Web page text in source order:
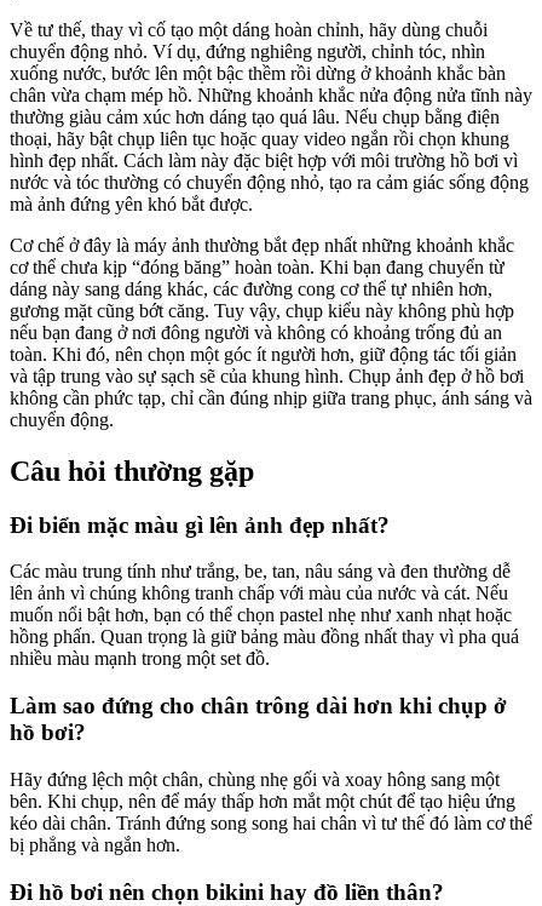
Về tư thế, thay vì cố tạo một dáng hoàn chỉnh, hãy dùng chuỗi
chuyển động nhỏ. Ví dụ, đứng nghiêng người, chỉnh tóc, nhìn
xuống nước, bước lên một bậc thềm rồi dừng ở khoảnh khắc bàn
chân vừa chạm mép hồ. Những khoảnh khắc nửa động nửa tĩnh này
thường giàu cảm xúc hơn dáng tạo quá lâu. Nếu chụp bằng điện
thoại, hãy bật chụp liên tục hoặc quay video ngắn rồi chọn khung
hình đẹp nhất. Cách làm này đặc biệt hợp với môi trường hồ bơi vì
nước và tóc thường có chuyển động nhỏ, tạo ra cảm giác sống động
mà ảnh đứng yên khó bắt được.
Cơ chế ở đây là máy ảnh thường bắt đẹp nhất những khoảnh khắc
cơ thể chưa kịp “đóng băng” hoàn toàn. Khi bạn đang chuyển từ
dáng này sang dáng khác, các đường cong cơ thể tự nhiên hơn,
gương mặt cũng bớt căng. Tuy vậy, chụp kiểu này không phù hợp
nếu bạn đang ở nơi đông người và không có khoảng trống đủ an
toàn. Khi đó, nên chọn một góc ít người hơn, giữ động tác tối giản
và tập trung vào sự sạch sẽ của khung hình. Chụp ảnh đẹp ở hồ bơi
không cần phức tạp, chỉ cần đúng nhịp giữa trang phục, ánh sáng và
chuyển động.
Câu hỏi thường gặp
Đi biển mặc màu gì lên ảnh đẹp nhất?
Các màu trung tính như trắng, be, tan, nâu sáng và đen thường dễ
lên ảnh vì chúng không tranh chấp với màu của nước và cát. Nếu
muốn nổi bật hơn, bạn có thể chọn pastel nhẹ như xanh nhạt hoặc
hồng phấn. Quan trọng là giữ bảng màu đồng nhất thay vì pha quá
nhiều màu mạnh trong một set đồ.
Làm sao đứng cho chân trông dài hơn khi chụp ở
hồ bơi?
Hãy đứng lệch một chân, chùng nhẹ gối và xoay hông sang một
bên. Khi chụp, nên để máy thấp hơn mắt một chút để tạo hiệu ứng
kéo dài chân. Tránh đứng song song hai chân vì tư thế đó làm cơ thể
bị phẳng và ngắn hơn.
Đi hồ bơi nên chọn bikini hay đồ liền thân?